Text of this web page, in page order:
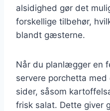
alsidighed gør det
forskellige tilbehør,
blandt gæsterne.
Når du planlægger en
servere porchetta
sider, såsom
frisk salat. Dette giver